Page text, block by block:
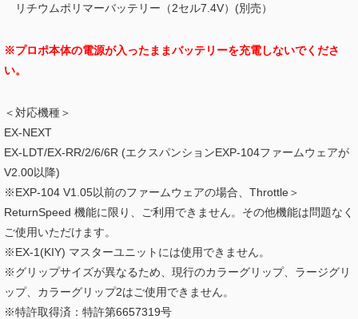
リチウムポリマーバッテリー（2セル7.4V）(別売）
※プロポ本体の電源が入ったままバッテリーを充電しないでくださ
い。
＜対応機種＞
EX-NEXT
EX-LDT/EX-RR/2/6/6R (エクスパンションEXP-104ファームウェアが
V2.00以降)
※EXP-104 V1.05以前のファームウェアの場合、Throttle＞
ReturnSpeed 機能に限り、ご利用できません。その他機能は問題なく
ご使用いただけます。
※EX-1(KIY) マスターユニットには使用できません。
※グリップサイズが異なるため、現行のカラーグリップ、 ラージグリ
ップ、カラーグリップ2はご使用できません。
※特許取得済：特許第6657319号